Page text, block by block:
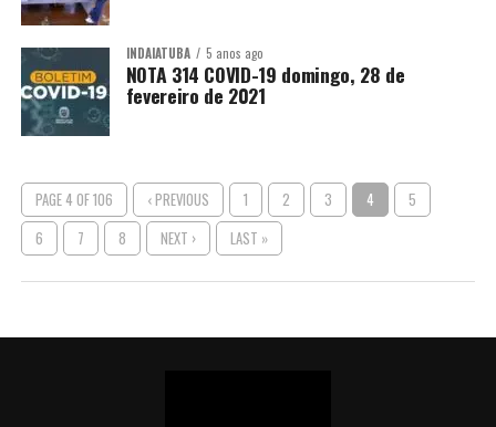
INDAIATUBA 5 anos ago
NOTA 314 COVID-19 domingo, 28 de
fevereiro de 2021
PAGE 4 OF 106 ‹ PREVIOUS 1 2 3 4
5
6
7 8 NEXT › LAST »